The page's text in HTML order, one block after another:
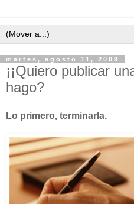
martes, agosto 11, 2009
¡¡Quiero publicar
hago?
Lo primero, terminarla.